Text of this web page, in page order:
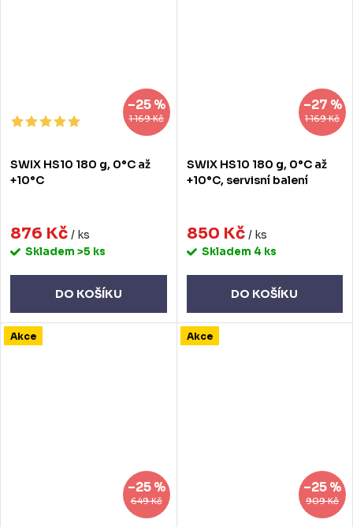
1 169 Kč
–25 %
SWIX HS10 180 g, 0°C až
+10°C
876 Kč / ks
Skladem >5 ks
DO KOŠÍKU
1 169 Kč
–27 %
SWIX HS10 180 g, 0°C až
+10°C, servisní balení
850 Kč / ks
Skladem 4 ks
DO KOŠÍKU
Akce
649 Kč
–25 %
Akce
909 Kč
–25 %